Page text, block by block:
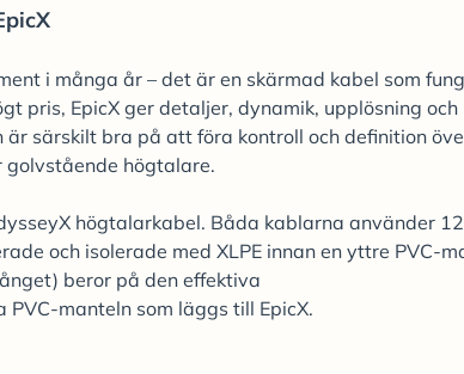
i många år – det är en skärmad kabel som
pris, EpicX ger detaljer, dynamik, upplösning och
särskilt bra på att föra kontroll och definition
golvstående högtalare.
högtalarkabel. Båda kablarna använder
och isolerade med XLPE innan en yttre PVC-
beror på den effektiva
manteln som läggs till EpicX.